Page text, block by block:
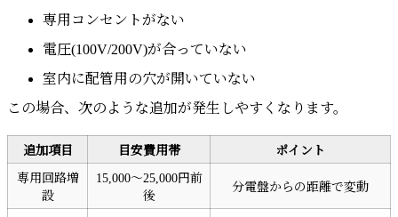
専用コンセントがない
電圧(100V/200V)が合っていない
室内に配管用の穴が開いていない
この場合、次のような追加が発生しやすくなります。
追加項目 目安費用帯 ポイント
専用回路増
設
15,000〜25,000円前
後
分電盤からの距離で変動